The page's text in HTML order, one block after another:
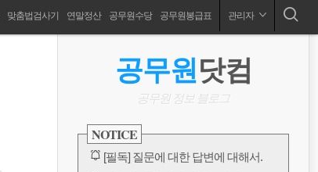
맞춤법검사기 연말정산 공무원수당 공무원봉급표 관리자
공무원닷컴
공무원 정보 블로그
NOTICE
[필독] 질문에 대한 답변에 대해서.